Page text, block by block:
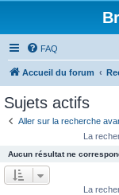
FAQ
Accueil du forum
Sujets actifs
Aller sur la recherche
La
Aucun résultat ne
La